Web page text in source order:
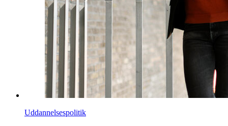
Uddannelsespolitik